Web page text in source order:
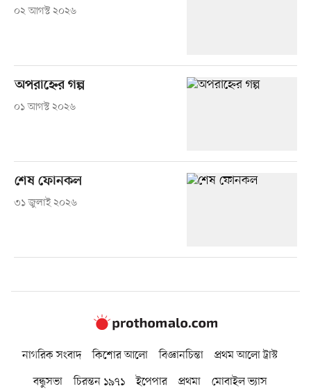
০২ আগস্ট ২০২৬
অপরাহ্নের গল্প
০১ আগস্ট ২০২৬
শেষ ফোনকল
৩১ জুলাই ২০২৬
নাগরিক সংবাদ কিশোর আলো বিজ্ঞানচিন্তা
প্রথম আলো ট্রাস্ট
বন্ধুসভা
চিরন্তন ১৯৭১ ইপেপার প্রথমা মোবাইল ভ্যাস